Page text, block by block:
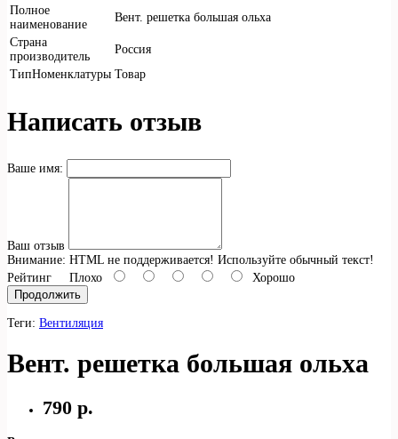
Полное
наименование
Вент. решетка большая ольха
Страна
производитель
Россия
ТипНоменклатуры Товар
Написать отзыв
Ваше имя:
Ваш отзыв
Внимание: HTML не поддерживается! Используйте обычный текст!
Рейтинг Плохо
Хорошо
Продолжить
Теги: Вентиляция
Вент. решетка большая ольха
790 р.